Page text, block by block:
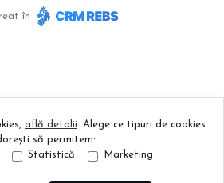
în
află detalii. Alege ce tipuri de cookies
să permitem:
Statistică Marketing